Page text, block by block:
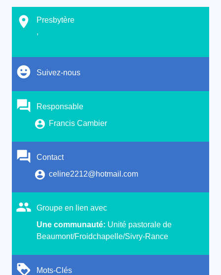
Presbytère
,
Suivez-nous
Responsable
Francis Cambier
Contact
celine2212@hotmail.com
Groupe en lien avec
Une communauté: Unité pastorale de
Beaumont/Froidchapelle/Sivry-Rance
Mots-Clés